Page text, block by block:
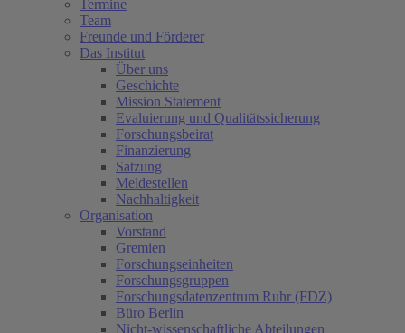
Termine
Team
Freunde und Förderer
Das Institut
Über uns
Geschichte
Mission Statement
Evaluierung und Qualitätssicherung
Forschungsbeirat
Finanzierung
Satzung
Meldestellen
Nachhaltigkeit
Organisation
Vorstand
Gremien
Forschungseinheiten
Forschungsgruppen
Forschungsdatenzentrum Ruhr (FDZ)
Büro Berlin
Nicht-wissenschaftliche Abteilungen